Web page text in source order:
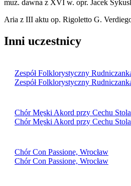
muz. dawna z XVI w. opr. Jacek
Aria z III aktu op. Rigoletto G.
Inni uczestnicy
Zespół Folklorystyczny
Zespół Folklorystyczny
Chór Męski Akord przy Cechu
Chór Męski Akord przy Cechu
Chór Con Passione, Wrocław
Chór Con Passione, Wrocław